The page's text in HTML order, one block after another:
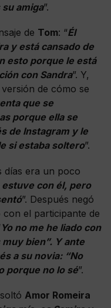
amiga”.
de Tom: “Él
y está cansado de
esto porque le está
con Sandra”. Y,
de cómo se
que se
porque ella se
de Instagram y le
si estaba soltero”.
días era un poco
estuve con él, pero
”. Después negó
el participante de
Yo no me he liado con
bien”. Y ante
a su novia: “No
porque no lo sé”.
Amor Romeira